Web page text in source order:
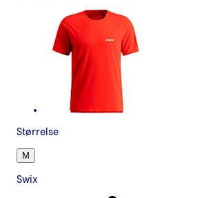
Størrelse
M
Swix